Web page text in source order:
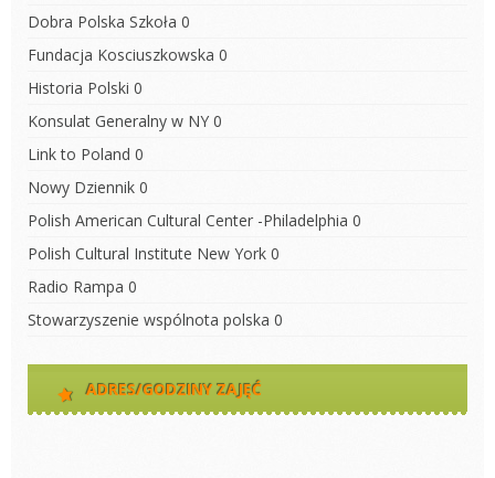
Dobra Polska Szkoła 0
Fundacja Kosciuszkowska 0
Historia Polski 0
Konsulat Generalny w NY 0
Link to Poland 0
Nowy Dziennik 0
Polish American Cultural Center -Philadelphia 0
Polish Cultural Institute New York 0
Radio Rampa 0
Stowarzyszenie wspólnota polska 0
ADRES/GODZINY ZAJĘĆ